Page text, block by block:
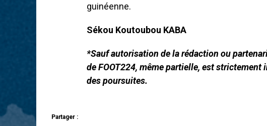
guinéenne.
Sékou Koutoubou KABA
*Sauf autorisation de la rédaction ou
de FOOT224, même partielle, est strictement
des poursuites.
Partager :